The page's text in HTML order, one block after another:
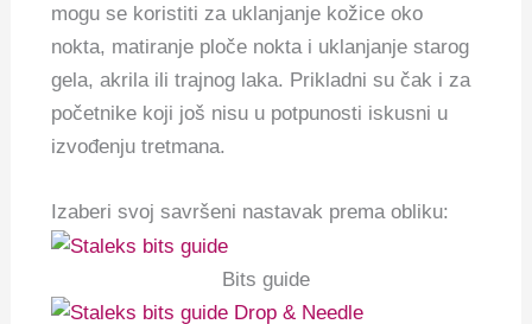
mogu se koristiti za uklanjanje kožice oko
nokta, matiranje ploče nokta i uklanjanje starog
gela, akrila ili trajnog laka. Prikladni su čak i za
početnike koji još nisu u potpunosti iskusni u
izvođenju tretmana.
Izaberi svoj savršeni nastavak prema obliku:
Bits guide